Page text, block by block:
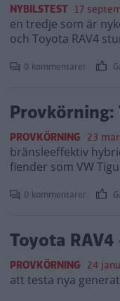
NYBILSTEST 17
en tredje som är
och Toyota RAV4
0 kommentarer
Provkörning:
PROVKÖRNING 23
bränsleeffektiv
fiender som VW
0 kommentarer
Toyota
PROVKÖRNING 24
att testa nya